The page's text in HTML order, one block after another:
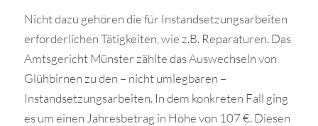
Nicht dazu gehören die für Instandsetzungsarbeiten
erforderlichen Tätigkeiten, wie z.B. Reparaturen. Das
Amtsgericht Münster zählte das Auswechseln von
Glühbirnen zu den – nicht umlegbaren –
Instandsetzungsarbeiten. In dem konkreten Fall ging
es um einen Jahresbetrag in Höhe von 107 €. Diesen